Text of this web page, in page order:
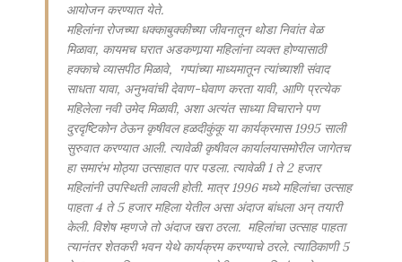
आयोजन करण्यात येते.
महिलांना रोजच्या धक्काबुक्कीच्या जीवनातून थोडा निवांत वेळ
मिळावा, कायमच घरात अडकणार्‍या महिलांना व्यक्त होण्यासाठी
हक्काचे व्यासपीठ मिळावे, गप्पांच्या माध्यमातून त्यांच्याशी संवाद
साधता यावा, अनुभवांची देवाण-घेवाण करता यावी, आणि प्रत्येक
महिलेला नवी उमेद मिळावी, अशा अत्यंत साध्या विचाराने पण
दुरदृष्टिकोन ठेऊन कृषीवल हळदीकुंकू या कार्यक्रमास 1995 साली
सुरुवात करण्यात आली. त्यावेळी कृषीवल कार्यालयासमोरील जागेतच
हा समारंभ मोठ्या उत्साहात पार पडला. त्यावेळी 1 ते 2 हजार
महिलांनी उपस्थिती लावली होती. मात्र 1996 मध्ये महिलांचा उत्साह
पाहता 4 ते 5 हजार महिला येतील असा अंदाज बांधला अन् तयारी
केली. विशेष म्हणजे तो अंदाज खरा ठरला. महिलांचा उत्साह पाहता
त्यानंतर शेतकरी भवन येथे कार्यक्रम करण्याचे ठरले. त्याठिकाणी 5